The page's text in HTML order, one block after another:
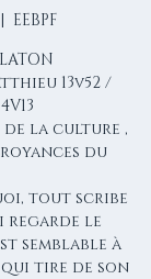
EEBPF
13v52 /
de la culture ,
du
tout scribe
regarde le
semblable à
qui tire de son